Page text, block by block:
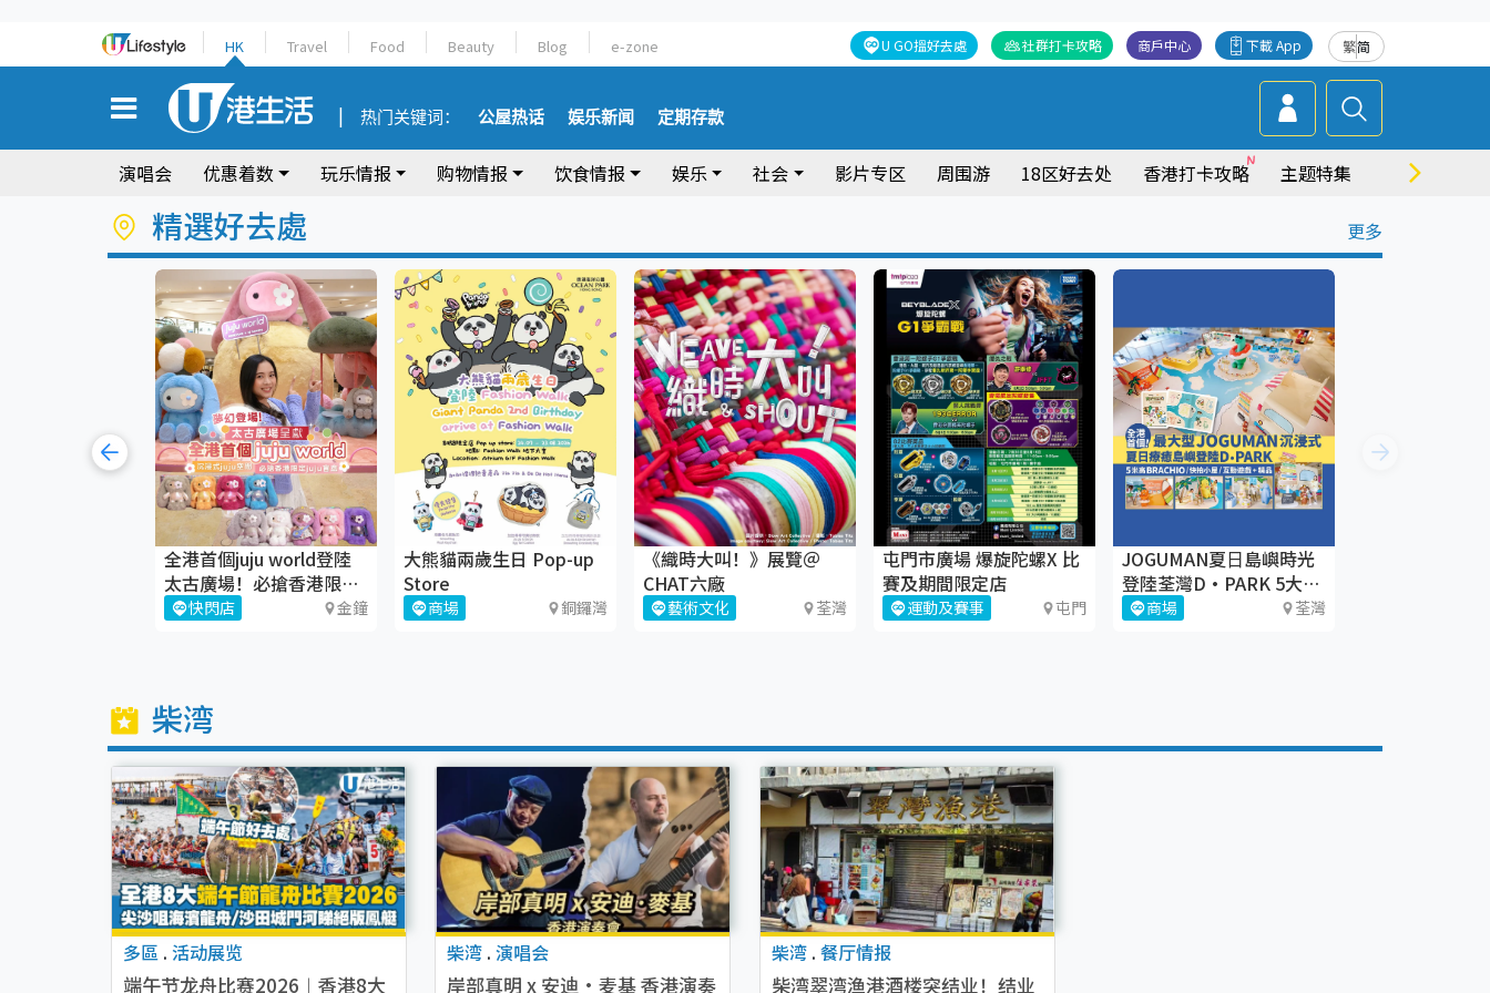
HK Travel Food Beauty Blog e-zone 繁简
下載 App
商戶中心
社群打卡攻略
U GO搵好去處
热门关键词： 公屋热话 娱乐新闻 定期存款
演唱会 优惠着数 玩乐情报 购物情报 饮食情报 娱乐 社会 影片专区 周围游 18区好去处 香港打卡攻略 主题特集 商场情报
精選好去處 更多
全港首個juju world登陸
太古廣場！必搶香港限定
juju盲盒
快閃店 金鐘
大熊貓兩歲生日 Pop-up
Store
商場 銅鑼灣
《織時大叫！》展覽＠
CHAT六廠
藝術文化 荃灣
屯門市廣場 爆旋陀螺X 比
賽及期間限定店
運動及賽事 屯門
JOGUMAN夏⽇島嶼時光
登陸荃灣D·PARK 5大療
癒體驗區+期間限定店
商場 荃灣
柴湾
多區 . 活动展览
端午节龙舟比赛2026︱香港8大
柴湾 .演唱会
岸部真明 x 安迪·麦基 香港演奏
柴湾 . 餐厅情报
柴湾翠湾渔港酒楼突结业！结业